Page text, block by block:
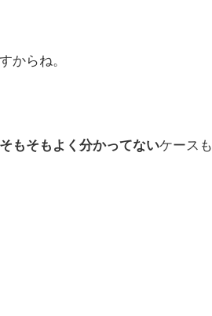
からね。
もそもよく分かってないケースも